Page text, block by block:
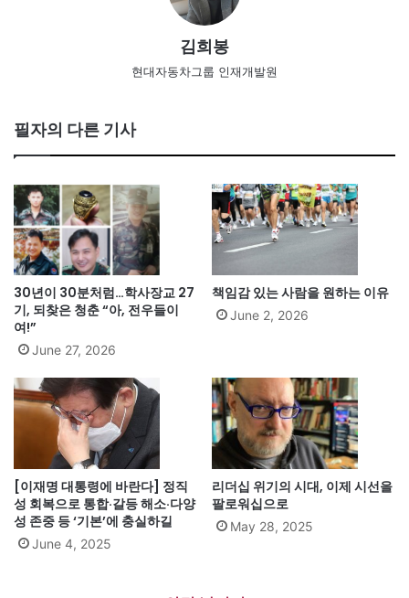
김희봉
현대자동차그룹 인재개발원
필자의 다른 기사
30년이 30분처럼…학사장교 27
기, 되찾은 청춘 “아, 전우들이
여!”
June 27, 2026
책임감 있는 사람을 원하는 이유
June 2, 2026
[이재명 대통령에 바란다] 정직
성 회복으로 통합·갈등 해소·다양
성 존중 등 ‘기본’에 충실하길
June 4, 2025
리더십 위기의 시대, 이제 시선을
팔로워십으로
May 28, 2025